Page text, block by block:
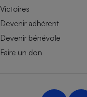
Victoires
Devenir adhérent
Devenir bénévole
Faire un don